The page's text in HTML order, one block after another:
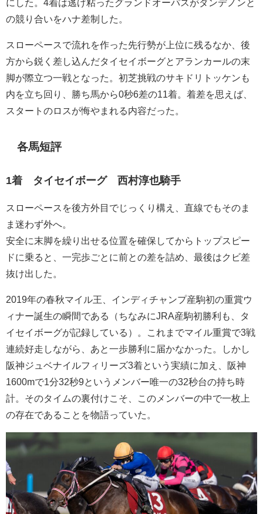
にした。4着は逃げ粘ったグランドオーパスがダンデノンと
の競り合いをハナ差制した。
スローペースで流れを作った先行勢が上位に残るなか、後
方から鋭く差し込んだタイセイボーグとアランカールの末
脚が際立つ一戦となった。初芝挑戦のサキドリトッケンも
内を立ち回り、勝ち馬から0秒6差の11着。着差を思えば、
スタートのロスが悔やまれる内容だった。
各馬短評
1着 タイセイボーグ 西村淳也騎手
スローペースを後方外目でじっくり構え、直線でもそのま
ま迷わず外へ。
安全に末脚を繰り出せる位置を確保してからトップスピー
ドに乗ると、一完歩ごとに前との差を詰め、最後はクビ差
抜け出した。
2019年の春秋マイル王、インディチャンプ産駒初の重賞ウ
ィナー誕生の瞬間である（ちなみにJRA産駒初勝利も、タ
イセイボーグが記録している）。これまでマイル重賞で3戦
連続好走しながら、あと一歩勝利に届かなかった。しかし
阪神ジュベナイルフィリーズ3着という実績に加え、阪神
1600mで1分32秒9というメンバー唯一の32秒台の持ち時
計。そのタイムの裏付けこそ、このメンバーの中で一枚上
の存在であることを物語っていた。